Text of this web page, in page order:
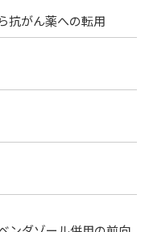
抗がん薬への転用